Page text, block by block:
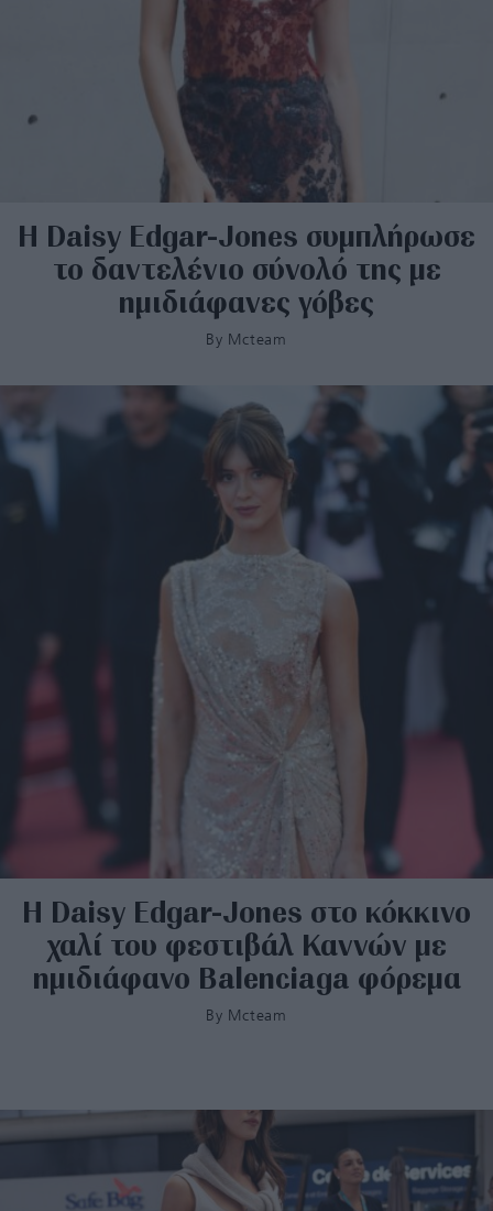
Η Daisy Edgar-Jones συμπλήρωσε
το δαντελένιο σύνολό της με
ημιδιάφανες γόβες
By Mcteam
H Daisy Edgar-Jones στο κόκκινο
χαλί του φεστιβάλ Καννών με
ημιδιάφανο Balenciaga φόρεμα
By Mcteam